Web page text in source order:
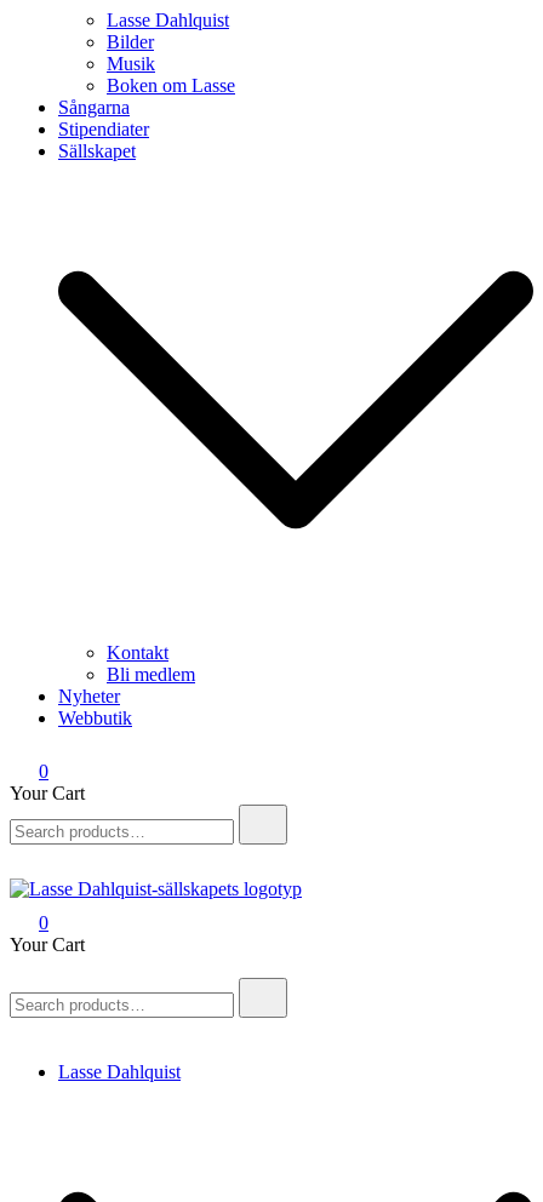
Lasse Dahlquist
Bilder
Musik
Boken om Lasse
Sångarna
Stipendiater
Sällskapet
Kontakt
Bli medlem
Nyheter
Webbutik
0
Your Cart
for:
Lasse Dahlquist-sällskapet
Allt om Lasse Dahlquist – kompositör, musiker, artist, kåsör och
skådespelare
0
Your Cart
for:
Lasse Dahlquist